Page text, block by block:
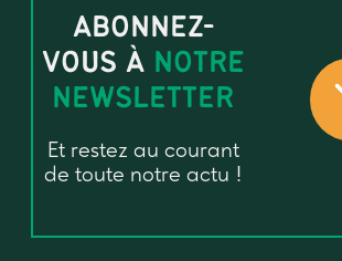
ABONNEZ-
VOUS À NOTRE
NEWSLETTER
Et restez au courant
de toute notre actu !